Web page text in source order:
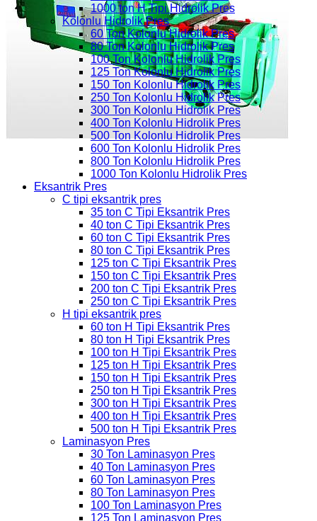
1000 ton H Tipi Hidrolik Pres
Kolonlu Hidrolik Pres
60 Ton Kolonlu Hidrolik Pres
80 Ton Kolonlu Hidrolik Pres
100 Ton Kolonlu Hidrolik Pres
125 Ton Kolonlu Hidrolik Pres
150 Ton Kolonlu Hidrolik Pres
250 Ton Kolonlu Hidrolik Pres
300 Ton Kolonlu Hidrolik Pres
400 Ton Kolonlu Hidrolik Pres
500 Ton Kolonlu Hidrolik Pres
600 Ton Kolonlu Hidrolik Pres
800 Ton Kolonlu Hidrolik Pres
1000 Ton Kolonlu Hidrolik Pres
Eksantrik Pres
C tipi eksantrik pres
35 ton C Tipi Eksantrik Pres
40 ton C Tipi Eksantrik Pres
60 ton C Tipi Eksantrik Pres
80 ton C Tipi Eksantrik Pres
125 ton C Tipi Eksantrik Pres
150 ton C Tipi Eksantrik Pres
200 ton C Tipi Eksantrik Pres
250 ton C Tipi Eksantrik Pres
H tipi eksantrik pres
60 ton H Tipi Eksantrik Pres
80 ton H Tipi Eksantrik Pres
100 ton H Tipi Eksantrik Pres
125 ton H Tipi Eksantrik Pres
150 ton H Tipi Eksantrik Pres
250 ton H Tipi Eksantrik Pres
300 ton H Tipi Eksantrik Pres
400 ton H Tipi Eksantrik Pres
500 ton H Tipi Eksantrik Pres
Laminasyon Pres
30 Ton Laminasyon Pres
40 Ton Laminasyon Pres
60 Ton Laminasyon Pres
80 Ton Laminasyon Pres
100 Ton Laminasyon Pres
125 Ton Laminasyon Pres